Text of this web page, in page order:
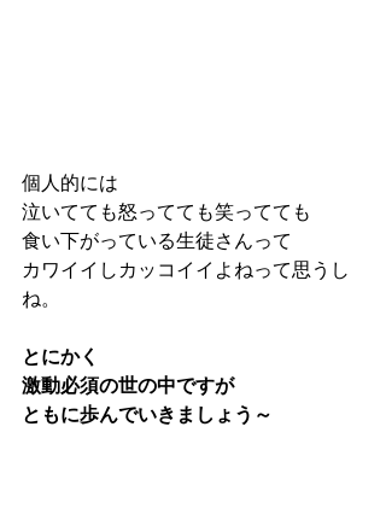
個人的には
泣いてても怒ってても笑ってても
食い下がっている生徒さんって
カワイイしカッコイイよねって思うし
ね。
とにかく
激動必須の世の中ですが
ともに歩んでいきましょう～